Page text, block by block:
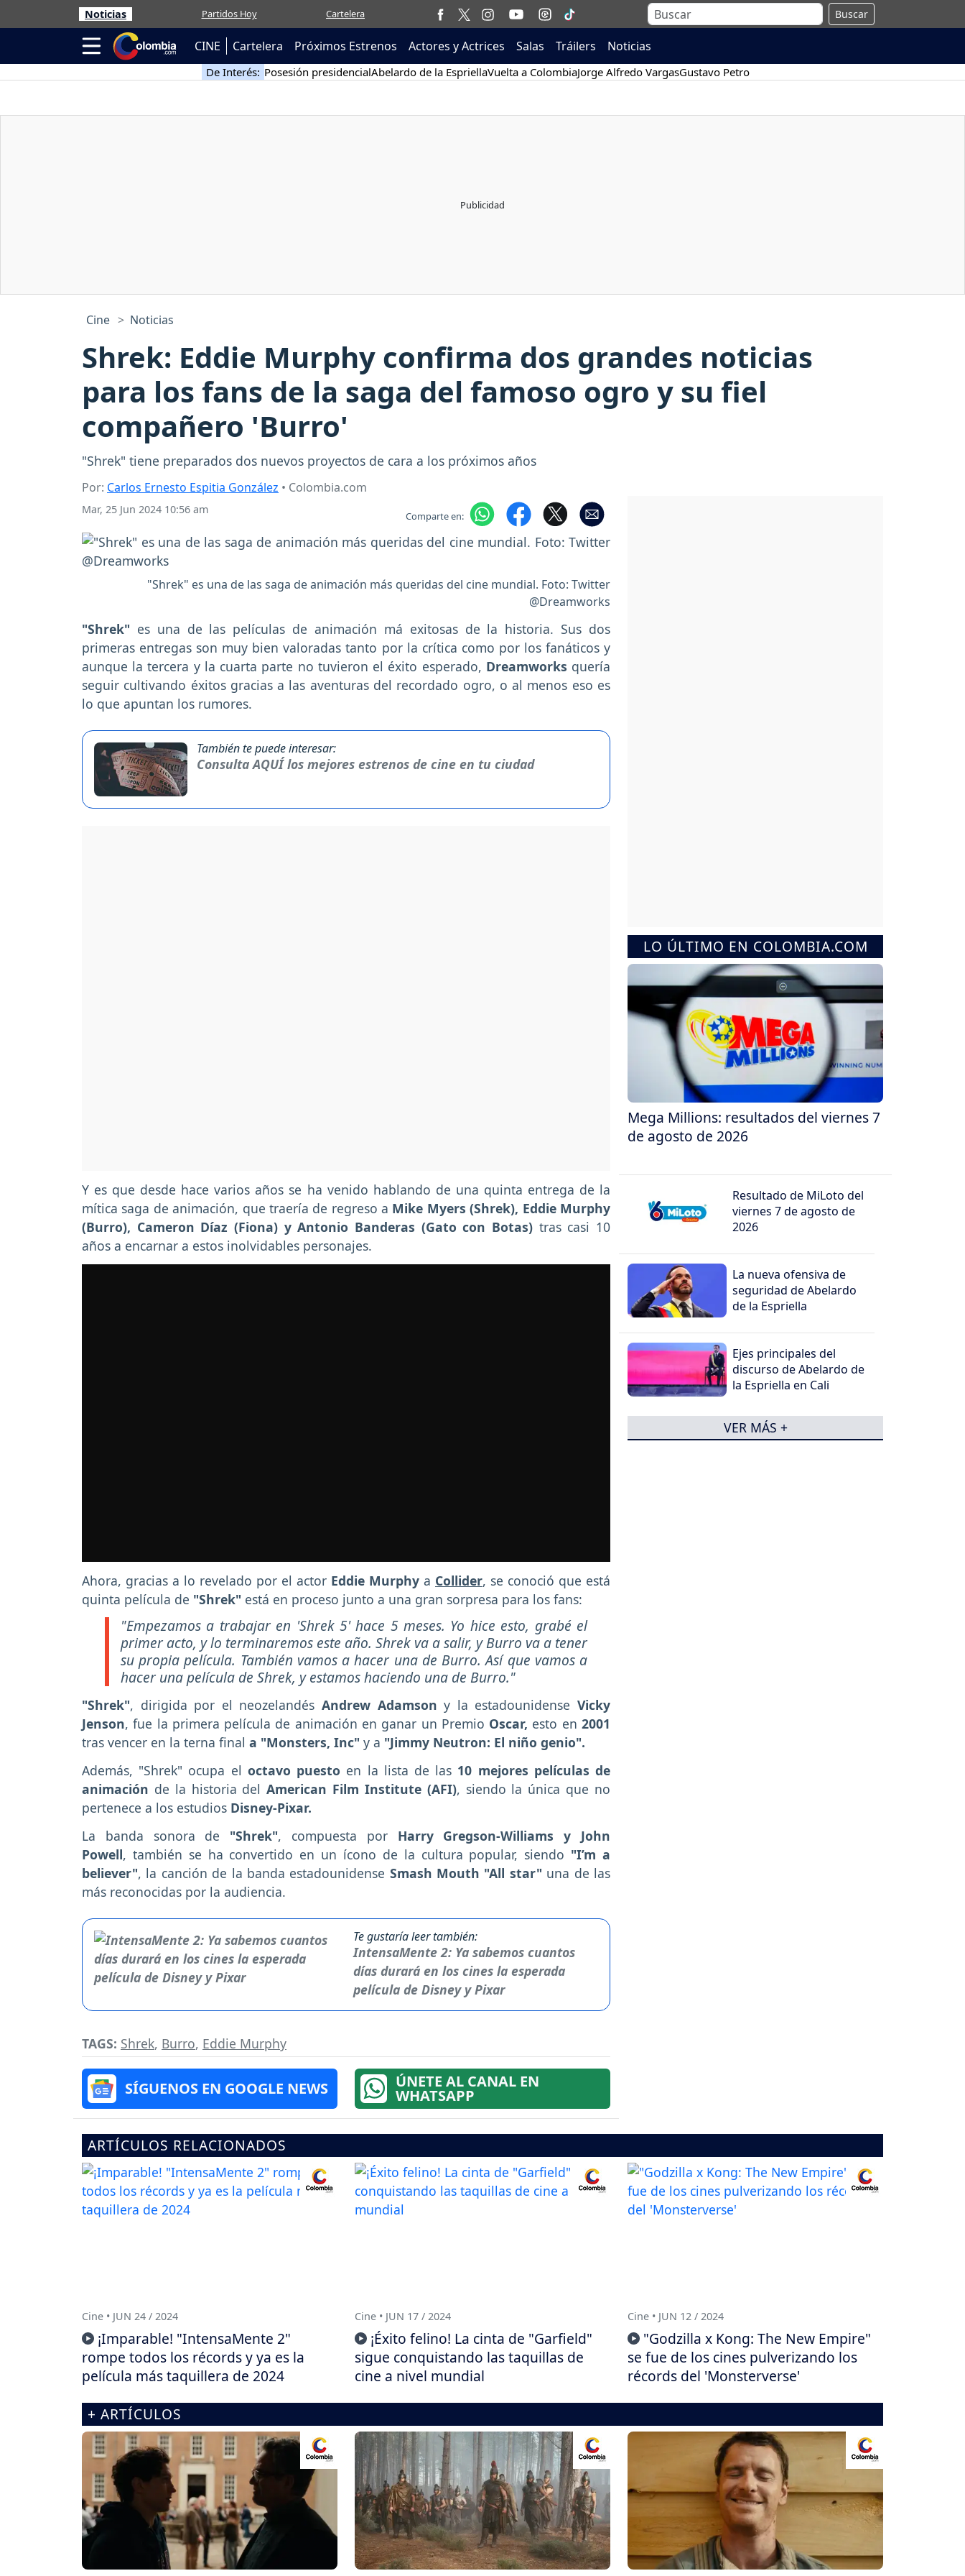
Noticias Partidos Hoy Cartelera Buscar
CINE Cartelera Próximos Estrenos Actores y Actrices Salas Tráilers Noticias
De Interés: Posesión presidencialAbelardo de la EspriellaVuelta a ColombiaJorge Alfredo VargasGustavo Petro
Cine Noticias
Shrek: Eddie Murphy confirma dos grandes noticias
para los fans de la saga del famoso ogro y su fiel
compañero 'Burro'
"Shrek" tiene preparados dos nuevos proyectos de cara a los próximos años
Por: Carlos Ernesto Espitia González • Colombia.com
Mar, 25 Jun 2024 10:56 am Comparte en:
"Shrek" es una de las saga de animación más queridas del cine mundial. Foto: Twitter
@Dreamworks
"Shrek" es una de las películas de animación má exitosas de la historia. Sus dos
primeras entregas son muy bien valoradas tanto por la crítica como por los fanáticos y
aunque la tercera y la cuarta parte no tuvieron el éxito esperado, Dreamworks quería
seguir cultivando éxitos gracias a las aventuras del recordado ogro, o al menos eso es
lo que apuntan los rumores.
También te puede interesar:
Consulta AQUÍ los mejores estrenos de cine en tu ciudad
Y es que desde hace varios años se ha venido hablando de una quinta entrega de la
mítica saga de animación, que traería de regreso a Mike Myers (Shrek), Eddie Murphy
(Burro), Cameron Díaz (Fiona) y Antonio Banderas (Gato con Botas) tras casi 10
años a encarnar a estos inolvidables personajes.
Ahora, gracias a lo revelado por el actor Eddie Murphy a Collider, se conoció que está
quinta película de "Shrek" está en proceso junto a una gran sorpresa para los fans:
"Empezamos a trabajar en 'Shrek 5' hace 5 meses. Yo hice esto, grabé el
primer acto, y lo terminaremos este año. Shrek va a salir, y Burro va a tener
su propia película. También vamos a hacer una de Burro. Así que vamos a
hacer una película de Shrek, y estamos haciendo una de Burro."
"Shrek", dirigida por el neozelandés Andrew Adamson y la estadounidenseVicky
Jenson, fue la primera película de animación en ganar un Premio Oscar, esto en2001
tras vencer en la terna final a "Monsters, Inc" y a "Jimmy Neutron: El niño genio".
Además, "Shrek" ocupa el octavo puesto en la lista de las 10 mejores películas de
animación de la historia delAmerican Film Institute (AFI), siendo la única que no
pertenece a los estudios Disney-Pixar.
La banda sonora de "Shrek", compuesta por Harry Gregson-Williams y John
Powell, también se ha convertido en un ícono de la cultura popular, siendo "I’m a
believer", la canción de la banda estadounidense Smash Mouth "All star" una de las
más reconocidas por la audiencia.
Te gustaría leer también:
IntensaMente 2: Ya sabemos cuantos
días durará en los cines la esperada
película de Disney y Pixar
TAGS: Shrek, Burro, Eddie Murphy
SÍGUENOS EN GOOGLE NEWS ÚNETE AL CANAL EN
WHATSAPP
LO ÚLTIMO EN COLOMBIA.COM
Mega Millions: resultados del viernes 7
de agosto de 2026
Resultado de MiLoto del
viernes 7 de agosto de
2026
La nueva ofensiva de
seguridad de Abelardo
de la Espriella
Ejes principales del
discurso de Abelardo de
la Espriella en Cali
VER MÁS +
ARTÍCULOS RELACIONADOS
Cine • JUN 24 / 2024
¡Imparable! "IntensaMente 2"
rompe todos los récords y ya es la
película más taquillera de 2024
Cine • JUN 17 / 2024
¡Éxito felino! La cinta de "Garfield"
sigue conquistando las taquillas de
cine a nivel mundial
Cine • JUN 12 / 2024
"Godzilla x Kong: The New Empire"
se fue de los cines pulverizando los
récords del 'Monsterverse'
+ ARTÍCULOS